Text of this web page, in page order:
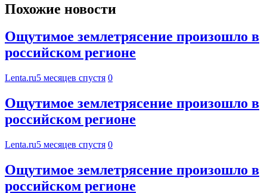
Похожие новости
Ощутимое землетрясение произошло в
российском регионе
Lenta.ru5 месяцев спустя 0
Ощутимое землетрясение произошло в
российском регионе
Lenta.ru5 месяцев спустя 0
Ощутимое землетрясение произошло в
российском регионе